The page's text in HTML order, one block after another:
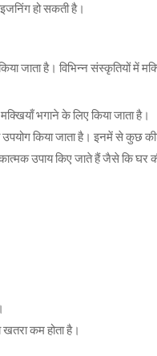
हो सकती है।
जाता है। विभिन्न संस्कृतियों में
भगाने के लिए किया जाता है।
किया जाता है। इनमें से कुछ
उपाय किए जाते हैं जैसे कि घर
कम होता है।